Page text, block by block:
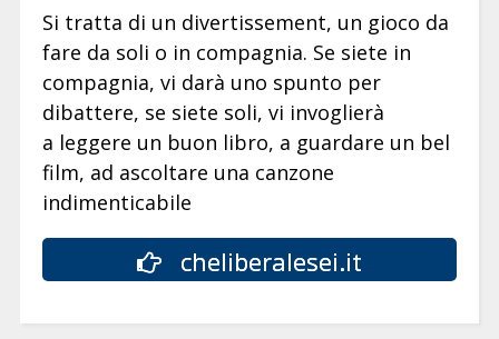
Si tratta di un divertissement, un gioco da
fare da soli o in compagnia. Se siete in
compagnia, vi darà uno spunto per
dibattere, se siete soli, vi invoglierà
a leggere un buon libro, a guardare un bel
film, ad ascoltare una canzone
indimenticabile
cheliberalesei.it